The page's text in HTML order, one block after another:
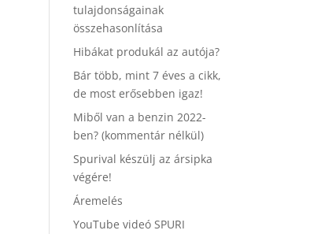
tulajdonságainak
összehasonlítása
Hibákat produkál az autója?
Bár több, mint 7 éves a cikk,
de most erősebben igaz!
Miből van a benzin 2022-
ben? (kommentár nélkül)
Spurival készülj az ársipka
végére!
Áremelés
YouTube videó SPURI